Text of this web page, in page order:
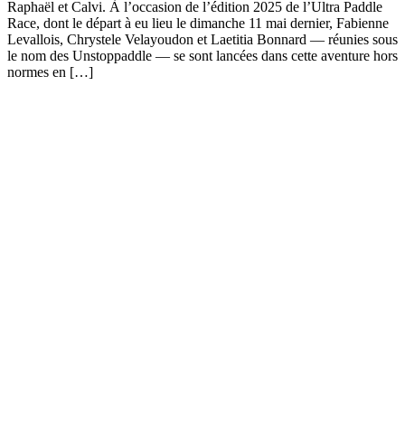
Raphaël et Calvi. À l’occasion de l’édition 2025 de l’Ultra Paddle
Race, dont le départ à eu lieu le dimanche 11 mai dernier, Fabienne
Levallois, Chrystele Velayoudon et Laetitia Bonnard — réunies sous
le nom des Unstoppaddle — se sont lancées dans cette aventure hors
normes en […]